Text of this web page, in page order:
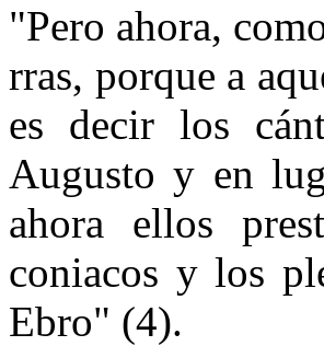
"Pero ahora,
rras, porque a
es decir los
Augusto y en
ahora ellos
coniacos y los
Ebro" (4).